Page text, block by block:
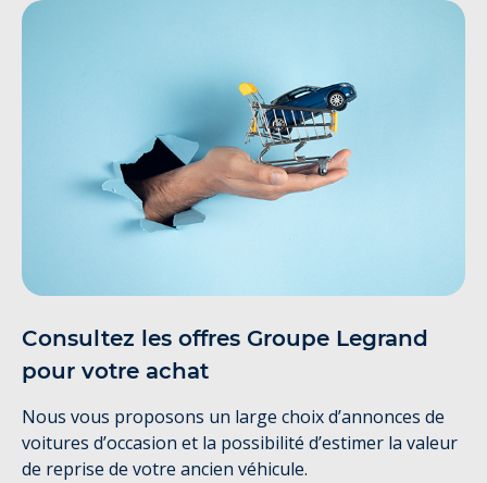
Consultez les offres Groupe Legrand
pour votre achat
Nous vous proposons un large choix d’annonces de
voitures d’occasion et la possibilité d’estimer la valeur
de reprise de votre ancien véhicule.